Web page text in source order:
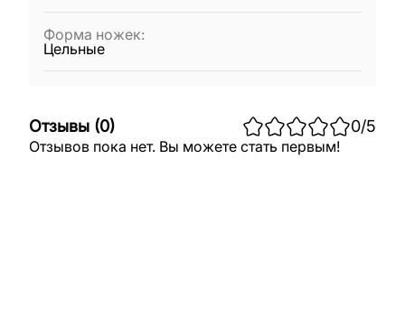
Форма ножек:
Цельные
Отзывы (0) 0/5
Отзывов пока нет. Вы можете стать первым!